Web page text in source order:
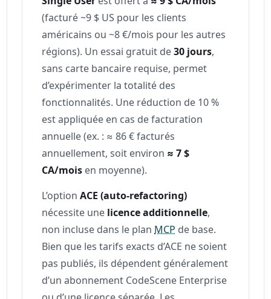
(facturé ~9 $ US pour les clients
américains ou ~8 €/mois pour les autres
régions). Un essai gratuit de30 jours,
sans carte bancaire requise, permet
d’expérimenter la totalité des
fonctionnalités. Une réduction de 10 %
est appliquée en cas de facturation
annuelle (ex. : ≈ 86 € facturés
annuellement, soit environ ≈ 7 $
CA/mois en moyenne).
L’optionACE (auto-refactoring)
nécessite une licence additionnelle,
non incluse dans le plan MCP de base.
Bien que les tarifs exacts d’ACE ne soient
pas publiés, ils dépendent généralement
d’un abonnement CodeScene Enterprise